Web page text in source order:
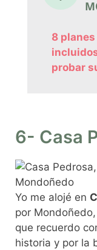
8
probar
6- Casa
Yo me alojé en
por
que recuerdo
historia y por la